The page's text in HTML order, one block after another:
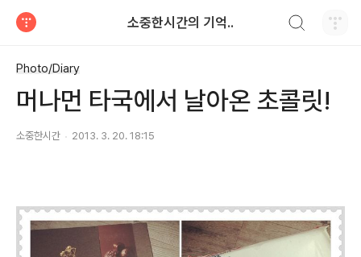
소중한시간의 기억..
Photo/Diary
머나먼 타국에서 날아온 초콜릿!
소중한시간 2013. 3. 20. 18:15